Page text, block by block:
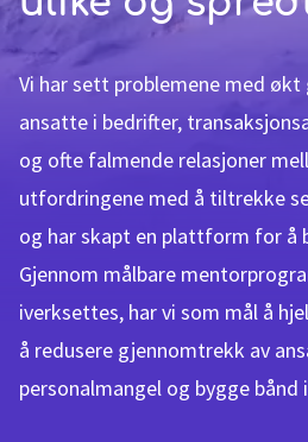
Vi har sett problemene med
ansatte i bedrifter,
og ofte falmende relasjoner
utfordringene med å tiltrekke
og har skapt en plattform for å
Gjennom målbare
iverksettes, har vi som mål å
å redusere gjennomtrekk av
personalmangel og bygge bånd